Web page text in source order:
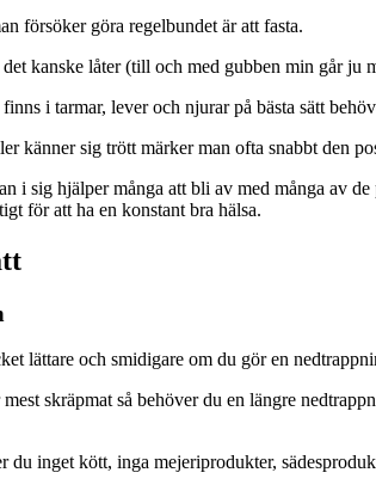
försöker göra regelbundet är att fasta.
kanske låter (till och med gubben min går ju
i tarmar, lever och njurar på bästa sätt
känner sig trött märker man ofta snabbt den
i sig hjälper många att bli av med många av
för att ha en konstant bra hälsa.
lättare och smidigare om du gör en
skräpmat så behöver du en längre
du inget kött, inga mejeriprodukter,